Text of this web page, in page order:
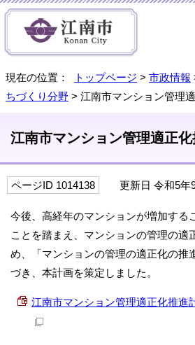
現在の位置： トップページ > 市政情報
ちづくり分野 > 江南市マンション管理
江南市マンション管理適正
ページID 1014138 更新日 令和5年
今後、高経年のマンションが増加する
ことを踏まえ、マンションの管理の適
め、「マンションの管理の適正化の推
づき、本計画を策定しました。
江南市マンション管理適正化推進